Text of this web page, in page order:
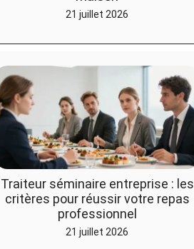
21 juillet 2026
Traiteur séminaire entreprise : les
critères pour réussir votre repas
professionnel
21 juillet 2026